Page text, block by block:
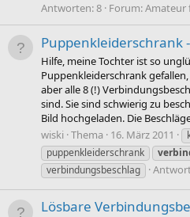
Antworten: 8 Forum:Amateur
Puppenkleiderschrank
Hilfe, meine Tochter ist so
Puppenkleiderschrank
aber alle 8 (!)
sind. Sie sind schwierig zu
Bild hochgeladen. Die
wiski Thema 16. März 2011
puppenkleiderschrank
verbindungsbeschlag
Lösbare